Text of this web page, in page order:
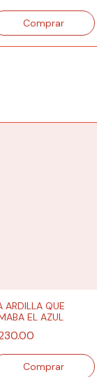
ARDILLA QUE
EL AZUL